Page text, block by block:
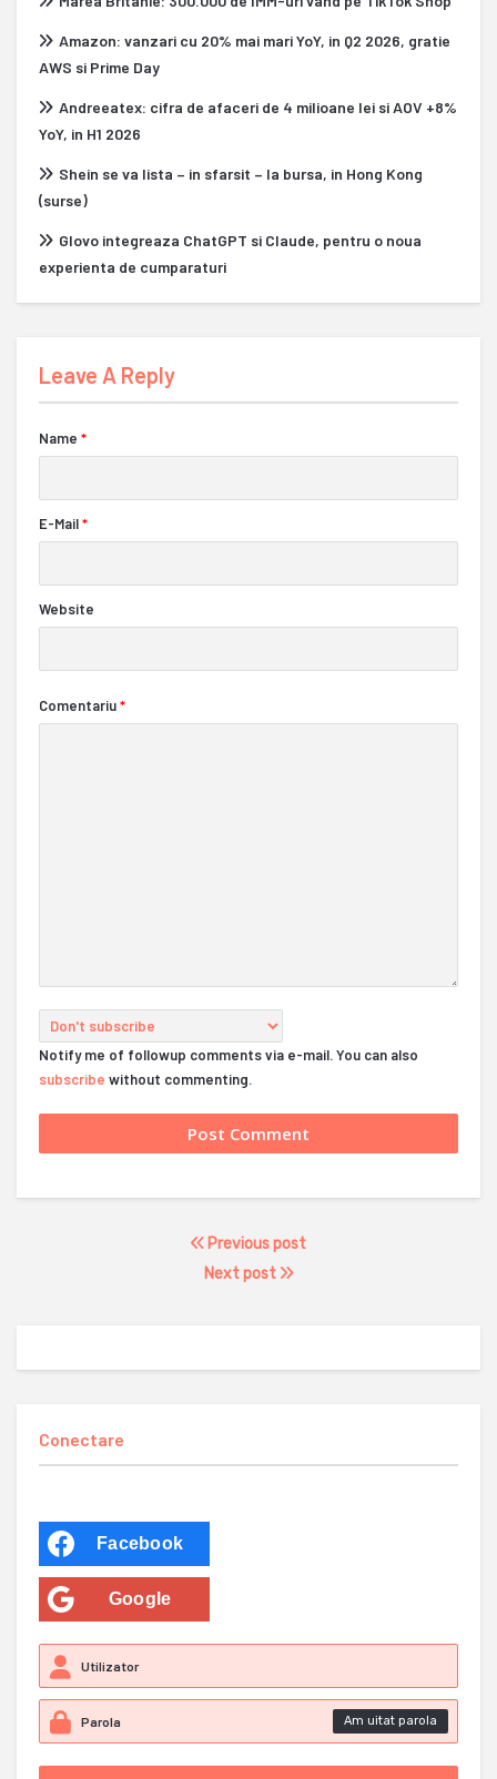
Amazon: vanzari cu 20% mai mari YoY, in Q2 2026, gratie
AWS si Prime Day
Andreeatex: cifra de afaceri de 4 milioane lei si AOV +8%
YoY, in H1 2026
Shein se va lista – in sfarsit – la bursa, in Hong Kong
(surse)
Glovo integreaza ChatGPT si Claude, pentru o noua
experienta de cumparaturi
Leave A Reply
Name *
E-Mail*
Website
Comentariu*
Notify me of followup comments via e-mail. You can also
subscribe without commenting.
Previous post
Next post
Conectare
Facebook
Google
Am uitat parola